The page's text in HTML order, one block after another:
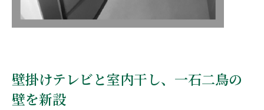
壁掛けテレビと室内干し、一石二鳥の
壁を新設